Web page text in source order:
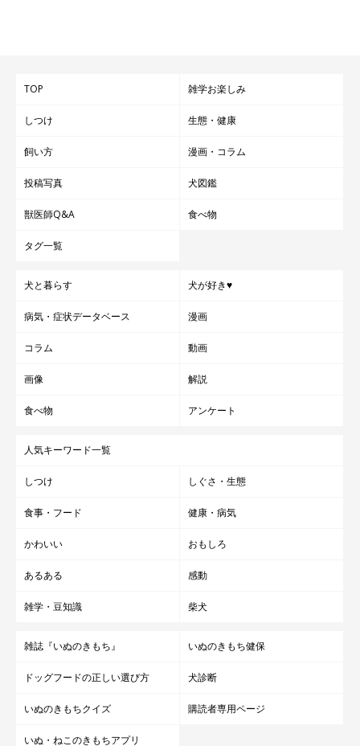
TOP 雑学お楽しみ
しつけ 生態・健康
飼い方 漫画・コラム
投稿写真 犬図鑑
獣医師Q&A 食べ物
タグ一覧
犬と暮らす 犬が好き♥
病気・症状データベース 漫画
コラム 動画
画像 解説
食べ物 アンケート
人気キーワード一覧
しつけ しぐさ・生態
食事・フード 健康・病気
かわいい おもしろ
あるある 感動
雑学・豆知識 柴犬
雑誌『いぬのきもち』 いぬのきもち健保
ドッグフードの正しい選び方 犬診断
いぬのきもちクイズ 購読者専用ページ
いぬ・ねこのきもちアプリ